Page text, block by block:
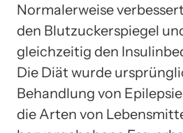
Normalerweise
den Blutzuckerspiegel
gleichzeitig den
Die Diät wurde
Behandlung von
die Arten von